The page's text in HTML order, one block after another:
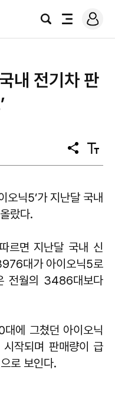
검
전
로
그
내 전기차 판
공
유
텍
스
기
오닉5’가 지난달 국내
랐다.
르면 지난달 국내 신
대가 아이오닉5로
전월의 3486대보다
에 그쳤던 아이오닉
작되며 판매량이 급
로 보인다.